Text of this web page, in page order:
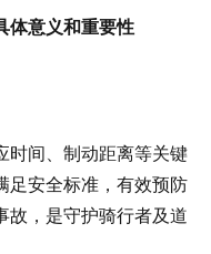
体意义和重要性
时间、制动距离等关键
足安全标准，有效预防
故，是守护骑行者及道